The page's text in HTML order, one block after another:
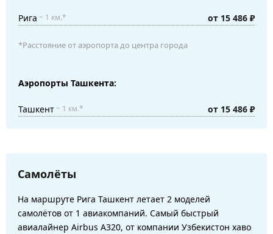
Рига ~ 1 км.* от 15 486 ₽
*Расстояние от аэропорта до центра города
Аэропорты Ташкента:
Ташкент~ 1 км.* от 15 486 ₽
Самолёты
На маршруте Рига Ташкент летает 2 моделей
самолётов от 1 авиакомпаний. Самый быстрый
авиалайнер Airbus A320, от компании Узбекистон хаво